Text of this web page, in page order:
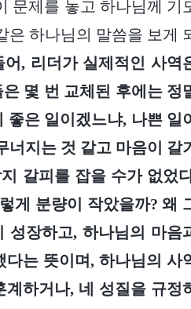
문제를 놓고 하나님께 기
하나님의 말씀을 보게
, 리더가 실제적인 사역
몇 번 교체된 후에는 정
은 일이겠느냐, 나쁜 일이
지는 것 같고 마음이 갈기
갈피를 잡을 수가 없었
게 분량이 작았을까? 왜
성장하고, 하나님의 마음
는 뜻이며, 하나님의 사
하거나, 네 성질을 규정